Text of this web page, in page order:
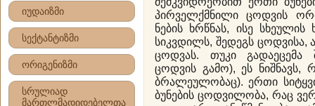
იუდაიზმი
სექტანტიზმი
ორიგენიზმი
სრულიად
მართლმადიდებელთა
პირველქმნილი ცოდვის
ნების ხრწნას, ისე
სიკვდილს, შედეგს
ცოდვას. თუკი გადაეცემა
ცოდვის გამო), ეს ნიშნავს,
ბრალეულობაც). ერთი
ბუნების ცოდვილობა, რაც